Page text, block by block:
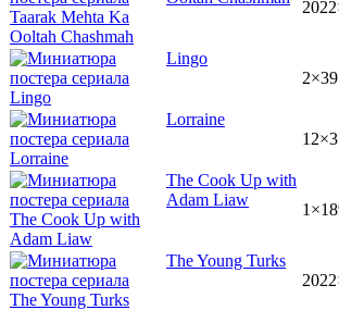
Lingo
2×39
Lorraine
12×3
The Cook Up with
Adam Liaw
The Young Turks